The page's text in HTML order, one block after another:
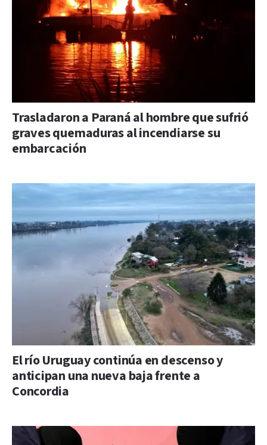
Trasladaron a Paraná al hombre que sufrió
graves quemaduras al incendiarse su
embarcación
El río Uruguay continúa en descenso y
anticipan una nueva baja frente a
Concordia